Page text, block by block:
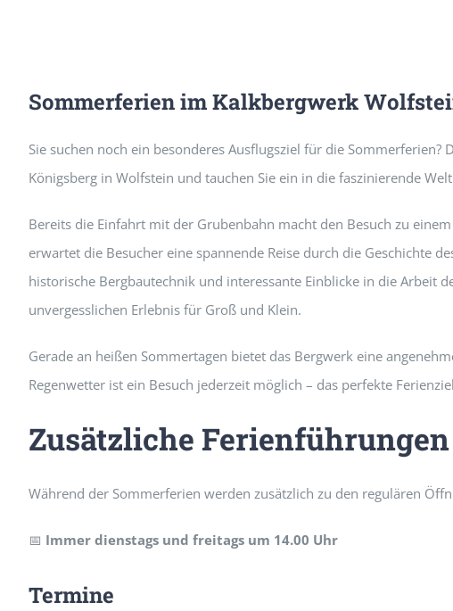
Sommerferien im Kalkbergwerk
Sie suchen noch ein besonderes Ausflugsziel für die Sommerferien?
Königsberg in Wolfstein und tauchen Sie ein in die faszinierende
Bereits die Einfahrt mit der Grubenbahn macht den Besuch zu
erwartet die Besucher eine spannende Reise durch die Geschichte
historische Bergbautechnik und interessante Einblicke in die Arbeit
unvergesslichen Erlebnis für Groß und Klein.
Gerade an heißen Sommertagen bietet das Bergwerk eine
Regenwetter ist ein Besuch jederzeit möglich – das perfekte
Zusätzliche
Während der Sommerferien werden zusätzlich zu den regulären
📅 Immer dienstags und freitags um 14.00 Uhr
Termine